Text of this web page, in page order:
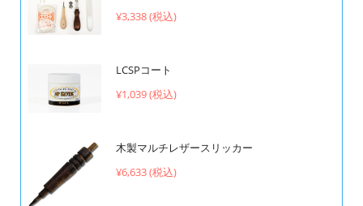
¥3,338 (税込)
LCSPコート
¥1,039 (税込)
木製マルチレザースリッカー
¥6,633 (税込)